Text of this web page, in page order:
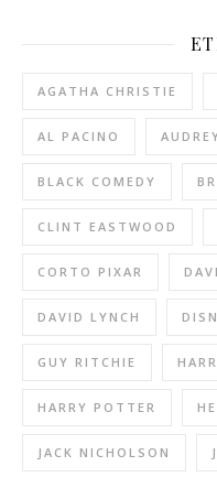
AGATHA CHRISTIE
AL PACINO
BLACK COMEDY
CLINT EASTWOOD
CORTO PIXAR
DAVID LYNCH
GUY RITCHIE
HARRY POTTER
JACK NICHOLSON